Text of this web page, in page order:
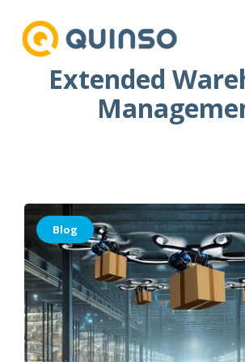
naar
Extended
Blog